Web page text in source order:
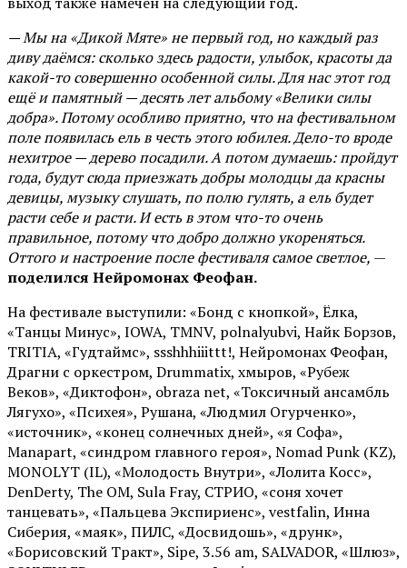
— Мы на «Дикой Мяте» не первый год, но каждый раз
диву даёмся: сколько здесь радости, улыбок, красоты да
какой-то совершенно особенной силы. Для нас этот год
ещё и памятный — десять лет альбому «Велики силы
добра». Потому особливо приятно, что на фестивальном
поле появилась ель в честь этого юбилея. Дело-то вроде
нехитрое — дерево посадили. А потом думаешь: пройдут
года, будут сюда приезжать добры молодцы да красны
девицы, музыку слушать, по полю гулять, а ель будет
расти себе и расти. И есть в этом что-то очень
правильное, потому что добро должно укореняться.
Оттого и настроение после фестиваля самое светлое, —
поделился Нейромонах Феофан.
На фестивале выступили: «Бонд с кнопкой», Ёлка,
«Танцы Минус», IOWA, TMNV, polnalyubvi, Найк Борзов,
TRITIA, «Гудтаймс», ssshhhiiittt!, Нейромонах Феофан,
Драгни с оркестром, Drummatix, хмыров, «Рубеж
Веков», «Диктофон», obraza net, «Токсичный ансамбль
Лягухо», «Психея», Рушана, «Людмил Огурченко»,
«источник», «конец солнечных дней», «я Софа»,
Manapart, «синдром главного героя», Nomad Punk (KZ),
MONOLYT (IL), «Молодость Внутри», «Лолита Косс»,
DenDerty, The OM, Sula Fray, СТРИО, «соня хочет
танцевать», «Пальцева Экспириенс», vestfalin, Инна
Сиберия, «маяк», ПИЛС, «Досвидошь», «друнк»,
«Борисовский Тракт», Sipe, 3.56 am, SALVADOR, «Шлюз»,